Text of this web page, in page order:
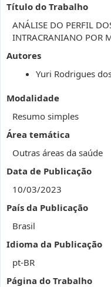
Título do Trabalho
ANÁLISE DO PERFIL
INTRACRANIANO POR
Autores
Yuri Rodrigues
Modalidade
Resumo simples
Área temática
Outras áreas da saúde
Data de Publicação
10/03/2023
País da Publicação
Brasil
Idioma da Publicação
pt-BR
Página do Trabalho